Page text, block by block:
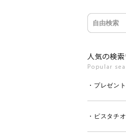
・プレゼント
・ピスタチオ